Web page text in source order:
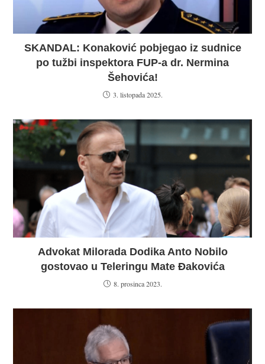
SKANDAL: Konaković pobjegao iz sudnice
po tužbi inspektora FUP-a dr. Nermina
Šehovića!
3. listopada 2025.
Advokat Milorada Dodika Anto Nobilo
gostovao u Teleringu Mate Đakovića
8. prosinca 2023.